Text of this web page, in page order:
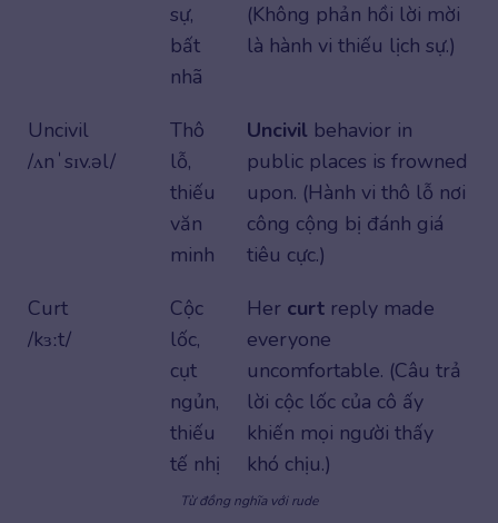
sự,
bất
nhã
(Không phản hồi lời mời
là hành vi thiếu lịch sự.)
Uncivil
/ʌnˈsɪv.əl/
Thô
lỗ,
thiếu
văn
minh
Uncivil behavior in
public places is frowned
upon. (Hành vi thô lỗ nơi
công cộng bị đánh giá
tiêu cực.)
Curt
/kɜːt/
Cộc
lốc,
cụt
ngủn,
thiếu
tế nhị
Her curt reply made
everyone
uncomfortable. (Câu trả
lời cộc lốc của cô ấy
khiến mọi người thấy
khó chịu.)
Từ đồng nghĩa với rude